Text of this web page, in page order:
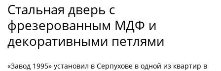
Стальная дверь с
фрезерованным МДФ и
декоративными петлями
«Завод 1995» установил в Серпухове в одной из квартир в